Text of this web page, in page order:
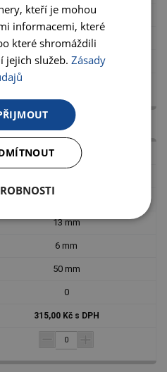
50 mm
315,00 Kč s DPH
PE 0453
13 mm
6 mm
50 mm
0
315,00 Kč s DPH
kteří je mohou
informacemi, které
které shromáždili
jejich služeb.Zásady